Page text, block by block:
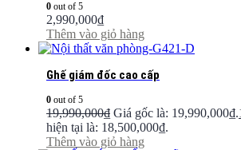
0 out of 5
2,990,000₫
Thêm vào giỏ hàng
Ghế giám đốc cao cấp
0 out of 5
19,990,000₫ Giá gốc là: 19,990,000₫.
hiện tại là: 18,500,000₫.
Thêm vào giỏ hàng